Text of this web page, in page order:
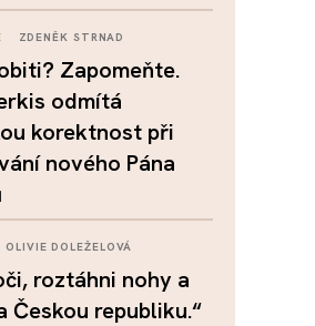
ZDENĚK STRNAD
Zapomeňte.
odmítá
korektnost při
nového Pána
OLIVIE DOLEŽELOVÁ
roztáhni nohy a
Českou republiku.“